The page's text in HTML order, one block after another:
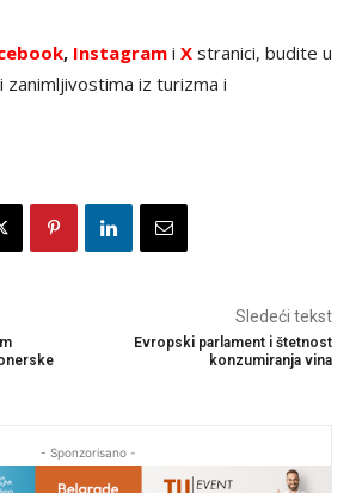
, Instagram i X stranici, budite u
iz turizma i
Sledeći tekst
Evropski parlament i štetnost
konzumiranja vina
- Sponzorisano -